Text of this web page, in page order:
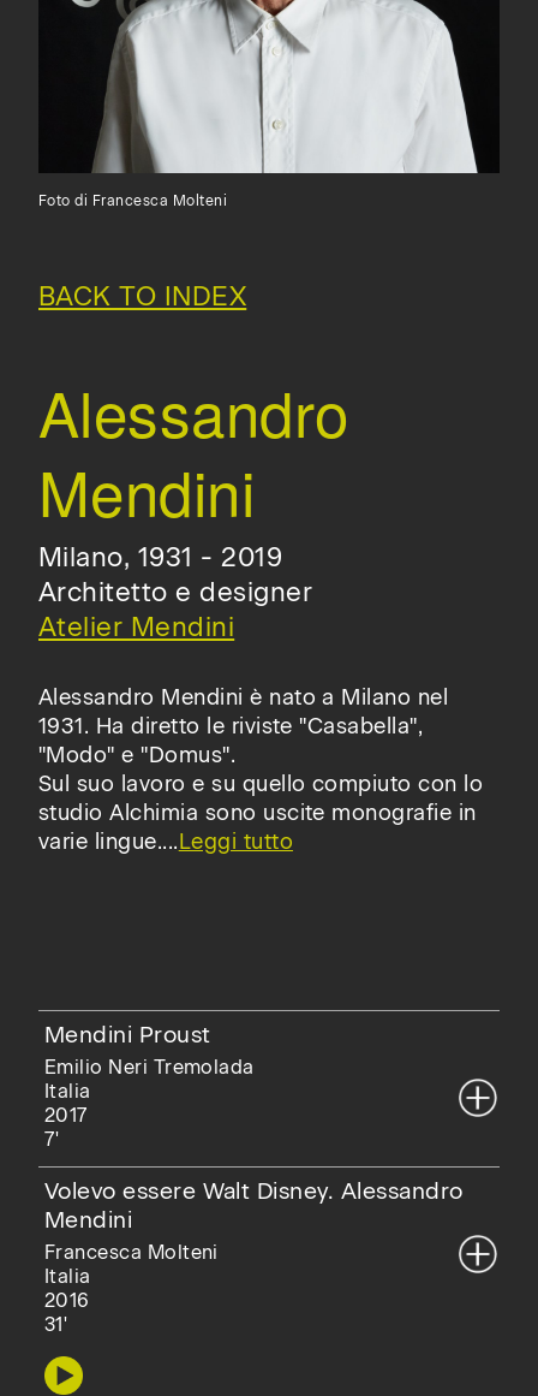
BACK TO INDEX
Alessandro
Mendini
Milano, 1931 - 2019
Architetto e designer
Atelier Mendini
Alessandro Mendini è nato a Milano nel
1931. Ha diretto le riviste "Casabella",
"Modo" e "Domus".
Sul suo lavoro e su quello compiuto con lo
studio Alchimia sono uscite monografie in
varie lingue....Leggi tutto
Foto di Francesca Molteni
Mendini Proust
Emilio Neri Tremolada
Italia
2017
7'
Volevo essere Walt Disney. Alessandro
Mendini
Francesca Molteni
Italia
2016
31'